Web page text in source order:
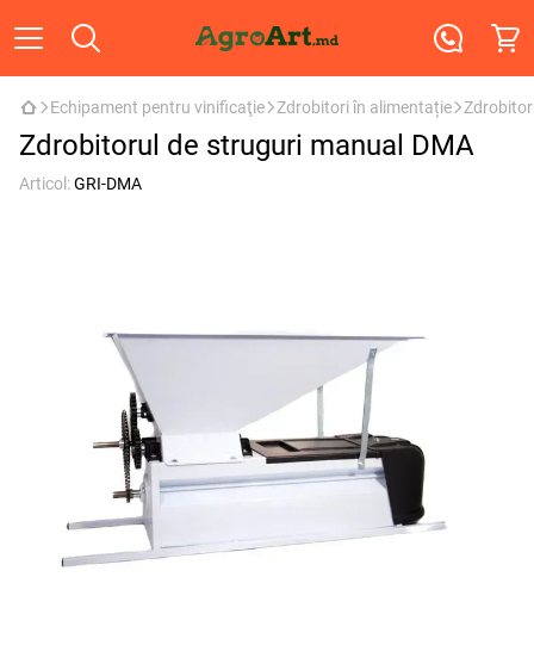
Echipament pentru vinificaţie Zdrobitori în alimentație
Zdrobitorul de struguri manual DMA
Articol:GRI-DMA